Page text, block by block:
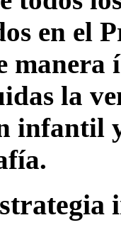
en el
manera
la
infantil